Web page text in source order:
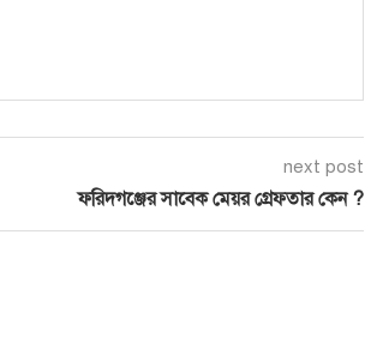
next post
ফরিদগঞ্জের সাবেক মেয়র গ্রেফতার কেন ?